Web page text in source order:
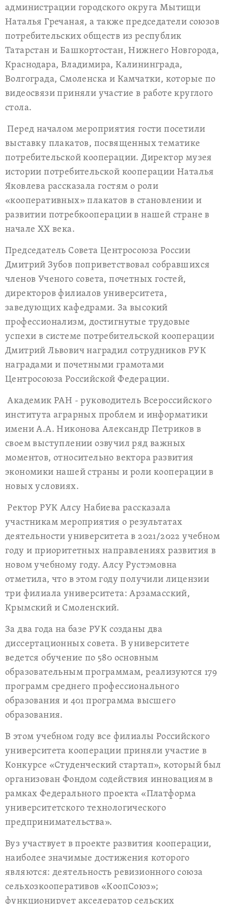
администрации городского округа Мытищи
Наталья Гречаная, а также председатели союзов
потребительских обществ из республик
Татарстан и Башкортостан, Нижнего Новгорода,
Краснодара, Владимира, Калининграда,
Волгограда, Смоленска и Камчатки, которые по
видеосвязи приняли участие в работе круглого
стола.
Перед началом мероприятия гости посетили
выставку плакатов, посвященных тематике
потребительской кооперации. Директор музея
истории потребительской кооперации Наталья
Яковлева рассказала гостям о роли
«кооперативных» плакатов в становлении и
развитии потребкооперации в нашей стране в
начале ХХ века.
Председатель Совета Центросоюза России
Дмитрий Зубов поприветствовал собравшихся
членов Ученого совета, почетных гостей,
директоров филиалов университета,
заведующих кафедрами. За высокий
профессионализм, достигнутые трудовые
успехи в системе потребительской кооперации
Дмитрий Львович наградил сотрудников РУК
наградами и почетными грамотами
Центросоюза Российской Федерации.
Академик РАН - руководитель Всероссийского
института аграрных проблем и информатики
имени А.А. Никонова Александр Петриков в
своем выступлении озвучил ряд важных
моментов, относительно вектора развития
экономики нашей страны и роли кооперации в
новых условиях.
Ректор РУК Алсу Набиева рассказала
участникам мероприятия о результатах
деятельности университета в 2021/2022 учебном
году и приоритетных направлениях развития в
новом учебному году. Алсу Рустэмовна
отметила, что в этом году получили лицензии
три филиала университета: Арзамасский,
Крымский и Смоленский.
За два года на базе РУК созданы два
диссертационных совета. В университете
ведется обучение по 580 основным
образовательным программам, реализуются 179
программ среднего профессионального
образования и 401 программа высшего
образования.
В этом учебном году все филиалы Российского
университета кооперации приняли участие в
Конкурсе «Студенческий стартап», который был
организован Фондом содействия инновациям в
рамках Федерального проекта «Платформа
университетского технологического
предпринимательства».
Вуз участвует в проекте развития кооперации,
наиболее значимые достижения которого
являются: деятельность ревизионного союза
сельхозкооперативов «КоопСоюз»;
функционирует акселератор сельских